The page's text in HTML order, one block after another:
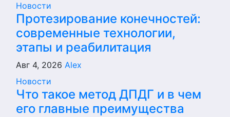
Новости
Протезирование конечностей:
современные технологии,
этапы и реабилитация
Авг 4, 2026 Alex
Новости
Что такое метод ДПДГ и в чем
его главные преимущества